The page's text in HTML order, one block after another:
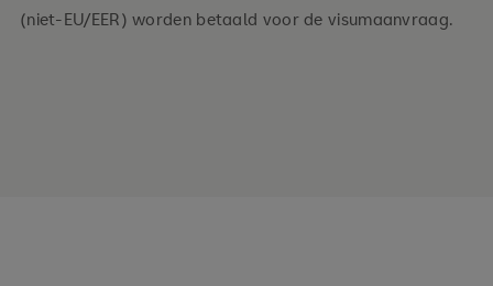
(niet-EU/EER) worden betaald voor de visumaanvraag.